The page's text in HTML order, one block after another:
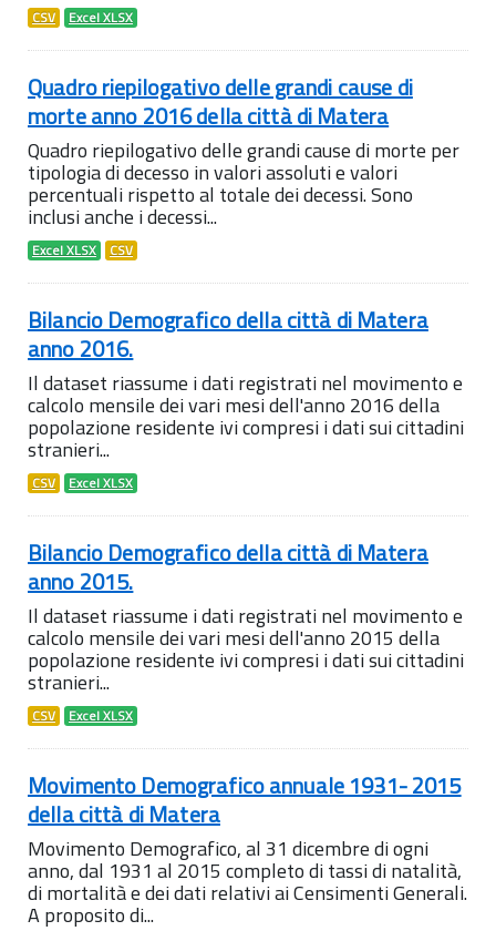
CSV Excel XLSX
Quadro riepilogativo delle grandi cause di
morte anno 2016 della città di Matera
Quadro riepilogativo delle grandi cause di morte per
tipologia di decesso in valori assoluti e valori
percentuali rispetto al totale dei decessi. Sono
inclusi anche i decessi...
Excel XLSX CSV
Bilancio Demografico della città di Matera
anno 2016.
Il dataset riassume i dati registrati nel movimento e
calcolo mensile dei vari mesi dell'anno 2016 della
popolazione residente ivi compresi i dati sui cittadini
stranieri...
CSV Excel XLSX
Bilancio Demografico della città di Matera
anno 2015.
Il dataset riassume i dati registrati nel movimento e
calcolo mensile dei vari mesi dell'anno 2015 della
popolazione residente ivi compresi i dati sui cittadini
stranieri...
CSV Excel XLSX
Movimento Demografico annuale 1931- 2015
della città di Matera
Movimento Demografico, al 31 dicembre di ogni
anno, dal 1931 al 2015 completo di tassi di natalità,
di mortalità e dei dati relativi ai Censimenti Generali.
A proposito di...